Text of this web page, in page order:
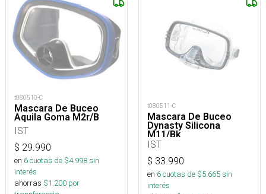
t080510-C
Mascara De Buceo
Aquila Goma M2r/B
IST
$ 29.990
en 6cuotas de $4.998sin
interés
ahorras $1.200 por
t080511-C
Mascara De Buceo
Dynasty Silicona
M11/Bk
IST
$ 33.990
en 6cuotas de $5.665sin
interés